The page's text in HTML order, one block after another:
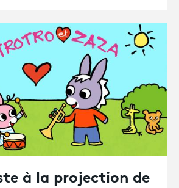
à la projection de